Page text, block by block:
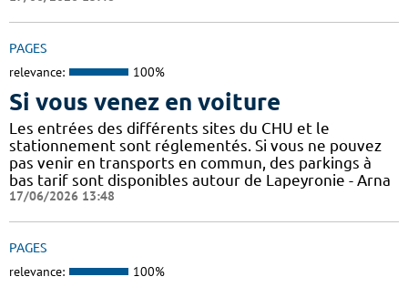
PAGES
relevance: 100%
Si vous venez en voiture
Les entrées des différents sites du CHU et le
stationnement sont réglementés. Si vous ne pouvez
pas venir en transports en commun, des parkings à
bas tarif sont disponibles autour de Lapeyronie - Arna
17/06/2026 13:48
PAGES
relevance: 100%